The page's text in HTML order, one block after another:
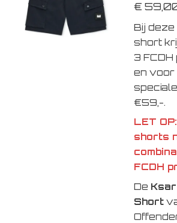
€
Bij deze
short
3
en voor
€59,-.
LET
shorts
FCDH
De
Short